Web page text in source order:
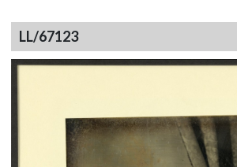
LL/67123